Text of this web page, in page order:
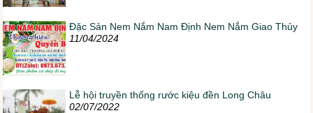
Đặc Sản Nem Nắm Nam Định Nem Nắm Giao Thủy
11/04/2024
Lễ hội truyền thống rước kiệu đền Long Châu
02/07/2022